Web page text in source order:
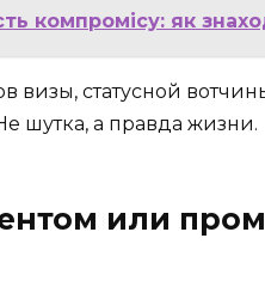
компромісу: як
визы, статусной
шутка, а правда жизни.
или